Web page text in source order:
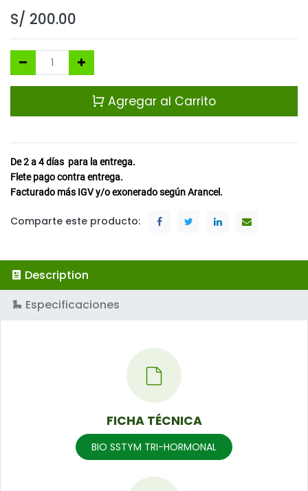
S/ 200.00
Agregar al Carrito
De 2 a 4días para la entrega.
Flete pago contra entrega.
Facturado más IGV y/o exonerado según Arancel.
Comparte este producto:
Description
Especificaciones
FICHA TÉCNICA
BIO SSTYM TRI-HORMONAL